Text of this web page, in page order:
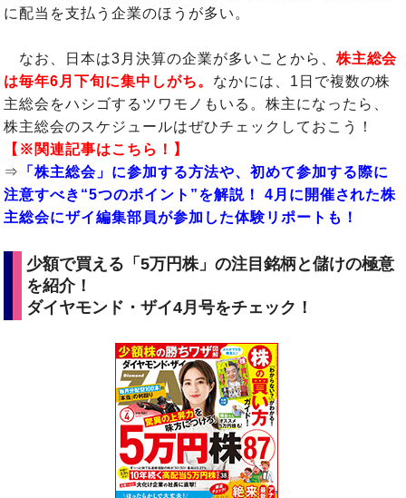
に配当を支払う企業のほうが多い。
なお、日本は3月決算の企業が多いことから、 株主総会
は毎年6月下旬に集中しがち。 なかには、1日で複数の株
主総会をハシゴするツワモノもいる。株主になったら、
株主総会のスケジュールはぜひチェックしておこう！
【※関連記事はこちら！】
⇒
「株主総会」に参加する方法や、初めて参加する際に
注意すべき“5つのポイント”を解説！ 4月に開催された株
主総会にザイ編集部員が参加した体験リポートも！
少額で買える「5万円株」の注目銘柄と儲けの極意
を紹介！
ダイヤモンド・ザイ4月号をチェック！